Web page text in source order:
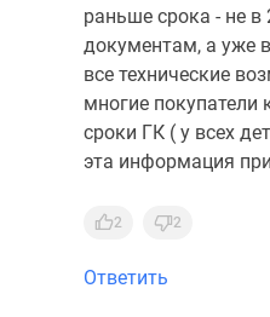
раньше срока - не в
документам, а уже
все технические
многие покупатели
сроки ГК ( у всех
эта информация
2 2
Ответить